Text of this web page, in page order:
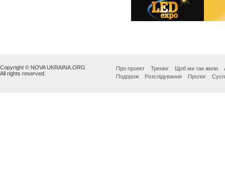
Copyright © NOVA UKRAINA.ORG
All rights reserved.
Про проект Тренінг Щоб ми так жили
Подорож
Розслідування Пролог